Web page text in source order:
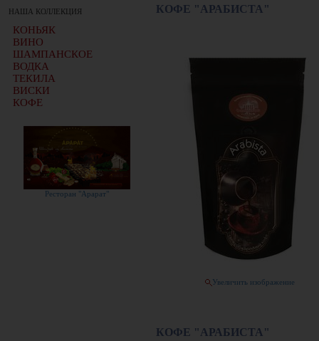
НАША КОЛЛЕКЦИЯ
КОНЬЯК
ВИНО
ШАМПАНСКОЕ
ВОДКА
ТЕКИЛА
ВИСКИ
КОФЕ
Ресторан "Арарат"
КОФЕ "АРАБИСТА"
Увеличить изображение
КОФЕ "АРАБИСТА"